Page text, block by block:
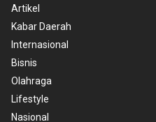
Artikel
Kabar Daerah
Internasional
Bisnis
Olahraga
Lifestyle
Nasional